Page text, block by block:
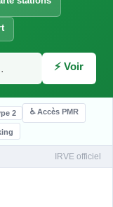
⚡ Voir
2 ♿ Accès PMR
IRVE officiel